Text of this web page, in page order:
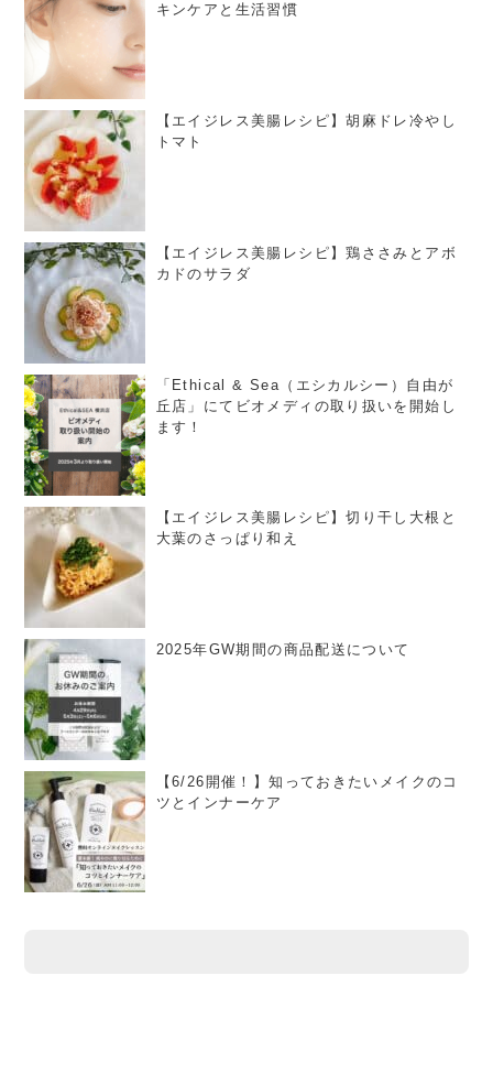
キンケアと生活習慣
【エイジレス美腸レシピ】胡麻ドレ冷やし
トマト
【エイジレス美腸レシピ】鶏ささみとアボ
カドのサラダ
「Ethical & Sea（エシカルシー）自由が
丘店」にてビオメディの取り扱いを開始し
ます！
【エイジレス美腸レシピ】切り干し大根と
大葉のさっぱり和え
2025年GW期間の商品配送について
【6/26開催！】知っておきたいメイクのコ
ツとインナーケア